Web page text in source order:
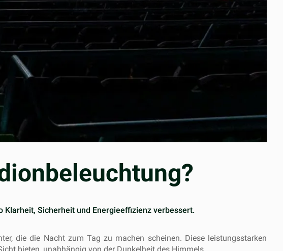
Sicherheit und Energieeffizienz verbessert.
die die Nacht zum Tag zu machen scheinen. Diese leistungsstarken